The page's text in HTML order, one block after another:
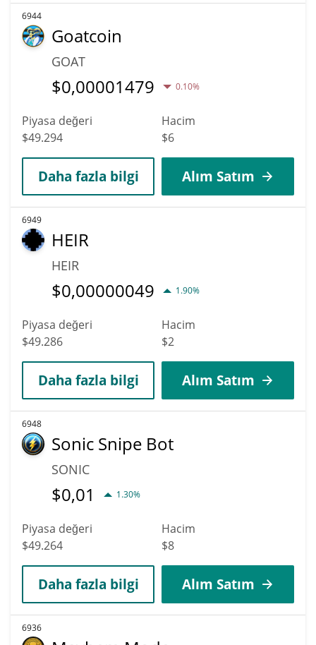
6944
Goatcoin
GOAT
$0,00001479 0.10%
Piyasa değeri
$49.294
Hacim
$6
Daha fazla bilgi Alım Satım
6949
HEIR
HEIR
$0,00000049 1.90%
Piyasa değeri
$49.286
Hacim
$2
Daha fazla bilgi Alım Satım
6948
Sonic Snipe Bot
SONIC
$0,01 1.30%
Piyasa değeri
$49.264
Hacim
$8
Daha fazla bilgi Alım Satım
6936